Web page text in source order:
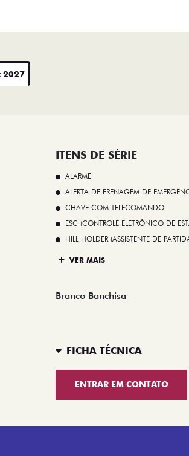
2027
ITENS DE SÉRIE
ALARME
ALERTA DE FRENAGEM DE
CHAVE COM TELECOMANDO
ESC (CONTROLE ELETRÔNICO DE
HILL HOLDER (ASSISTENTE DE
VER MAIS
Branco Banchisa
FICHA TÉCNICA
ENTRAR EM CONTATO